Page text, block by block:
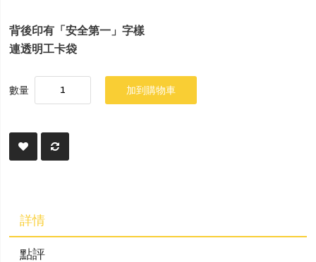
背後印有「安全第一」字樣
連透明工卡袋
數量 加到購物車
詳情
點評